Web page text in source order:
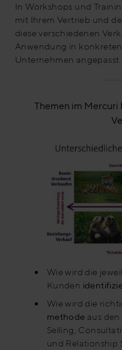
In Workshops und
mit Ihrem Vertrieb und
diese verschiedenen
Anwendung in
Unternehmen angepasst
Themen im Mercuri
Wie wird die
Kunden
Wie wird die
methode aus den
Selling,
und Relationship